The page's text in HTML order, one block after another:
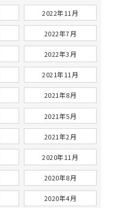
2022年11月
2022年7月
2022年3月
2021年11月
2021年8月
2021年5月
2021年2月
2020年11月
2020年8月
2020年4月